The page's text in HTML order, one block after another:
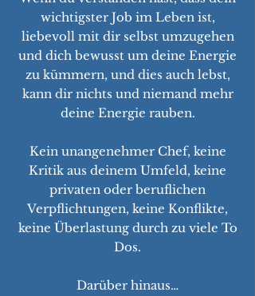
wichtigster Job im Leben ist,
liebevoll mit dir selbst umzugehen
und dich bewusst um deine Energie
zu kümmern, und dies auch lebst,
kann dir nichts und niemand mehr
deine Energie rauben.
Kein unangenehmer Chef, keine
Kritik aus deinem Umfeld, keine
privaten oder beruflichen
Verpflichtungen, keine Konflikte,
keine Überlastung durch zu viele To
Dos.
Darüber hinaus…